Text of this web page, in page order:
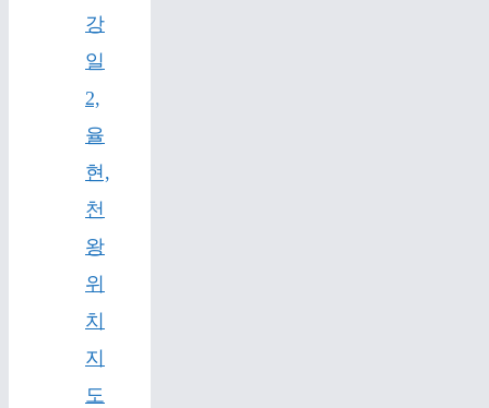
강
일
2,
율
현,
천
왕
위
치
지
도